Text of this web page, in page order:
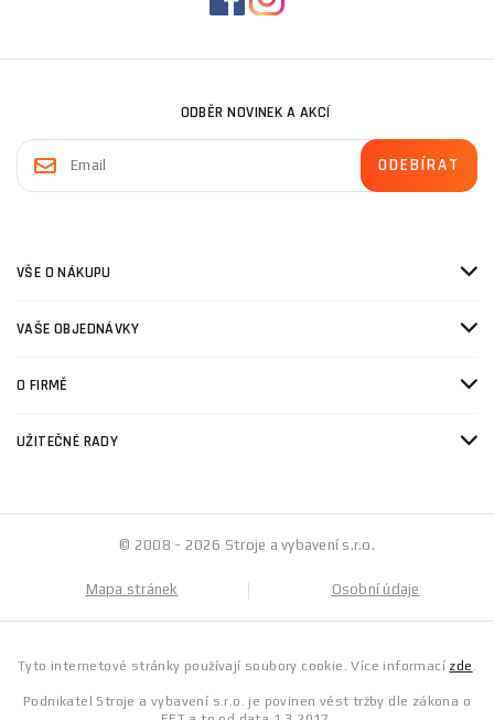
ODBĚR NOVINEK A AKCÍ
VŠE O NÁKUPU
VAŠE OBJEDNÁVKY
O FIRMĚ
UŽITEČNÉ RADY
© 2008 - 2026 Stroje a vybavení s.r.o.
Mapa stránek Osobní údaje
Tyto internetové stránky používají soubory cookie. Více informací zde .
Podnikatel Stroje a vybavení s.r.o. je povinen vést tržby dle zákona o